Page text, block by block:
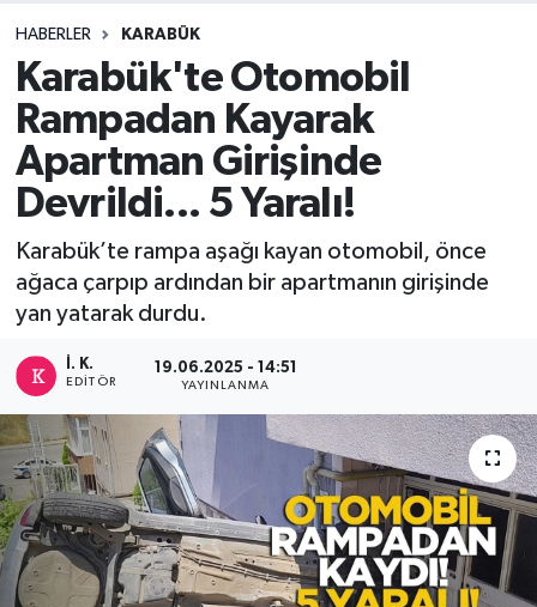
HABERLER KARABÜK
Karabük'te Otomobil
Rampadan Kayarak
Apartman Girişinde
Devrildi... 5 Yaralı!
Karabük’te rampa aşağı kayan otomobil, önce
ağaca çarpıp ardından bir apartmanın girişinde
yan yatarak durdu.
İ. K.
EDITÖR
19.06.2025 - 14:51
YAYINLANMA
DEVREK
EREĞLİ
KARABÜK